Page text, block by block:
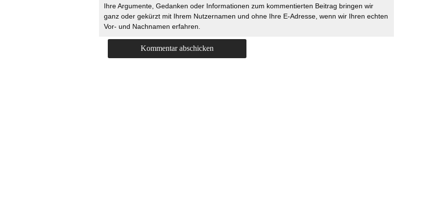
Ihre Argumente, Gedanken oder Informationen zum kommentierten Beitrag bringen wir
ganz oder gekürzt mit Ihrem Nutzernamen und ohne Ihre E-Adresse, wenn wir Ihren echten
Vor- und Nachnamen erfahren.